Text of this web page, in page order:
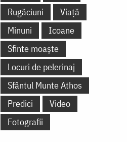
Rugăciuni
Viață
Minuni
Icoane
Sfinte moaște
Locuri de pelerinaj
Sfântul Munte Athos
Predici
Video
Fotografii